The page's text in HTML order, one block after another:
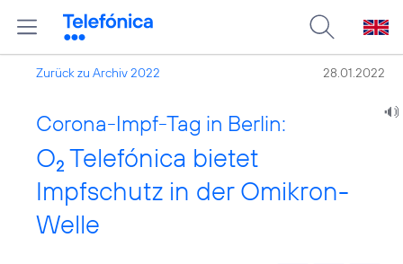
Zurück zu Archiv 2022 28.01.2022
Corona-Impf-Tag in Berlin:
O2 Telefónica bietet
Impfschutz in der Omikron-
Welle